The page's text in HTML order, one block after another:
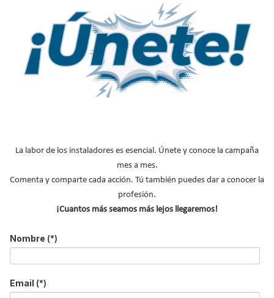
NOTICIAS DESTACADAS
Suscríbete a
nuestros boletines
Nombre *
*
*
La labor de los instaladores es esencial. Únete y conoce la campaña
mes a mes.
Comenta y comparte cada acción. Tú también puedes dar a conocer la
profesión.
¡Cuantos más seamos más lejos llegaremos!
Nombre (*)
Email (*)